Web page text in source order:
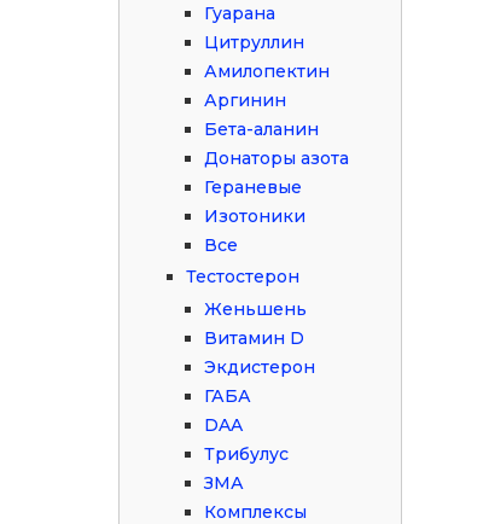
Гуарана
Цитруллин
Амилопектин
Аргинин
Бета-аланин
Донаторы азота
Гераневые
Изотоники
Все
Тестостерон
Женьшень
Витамин D
Экдистерон
ГАБА
DAA
Трибулус
ЗМА
Комплексы